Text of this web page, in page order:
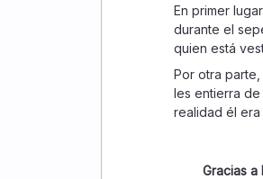
En primer
durante el
quien está
Por otra
les entierra
realidad él era
Gracias